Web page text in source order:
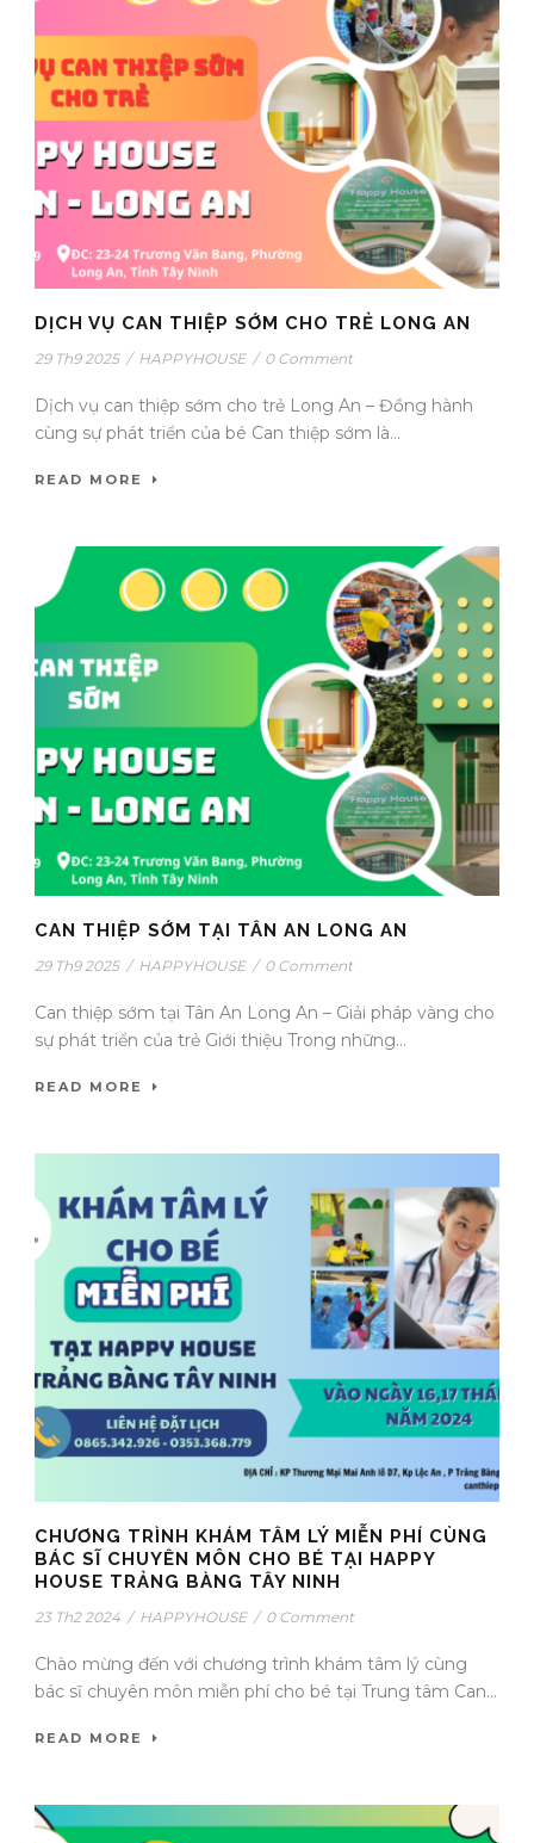
DỊCH VỤ CAN THIỆP SỚM CHO TRẺ LONG AN
29 Th9 2025 / HAPPYHOUSE / 0 Comment
Dịch vụ can thiệp sớm cho trẻ Long An – Đồng hành
cùng sự phát triển của bé Can thiệp sớm là...
READ MORE
CAN THIỆP SỚM TẠI TÂN AN LONG AN
29 Th9 2025 / HAPPYHOUSE / 0 Comment
Can thiệp sớm tại Tân An Long An – Giải pháp vàng cho
sự phát triển của trẻ Giới thiệu Trong những...
READ MORE
CHƯƠNG TRÌNH KHÁM TÂM LÝ MIỄN PHÍ CÙNG
BÁC SĨ CHUYÊN MÔN CHO BÉ TẠI HAPPY
HOUSE TRẢNG BÀNG TÂY NINH
23 Th2 2024 / HAPPYHOUSE / 0 Comment
Chào mừng đến với chương trình khám tâm lý cùng
bác sĩ chuyên môn miễn phí cho bé tại Trung tâm Can...
READ MORE